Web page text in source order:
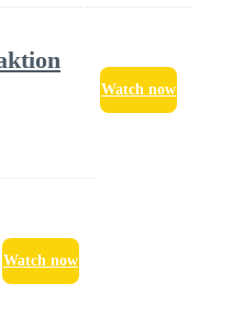
Watch now
Watch now